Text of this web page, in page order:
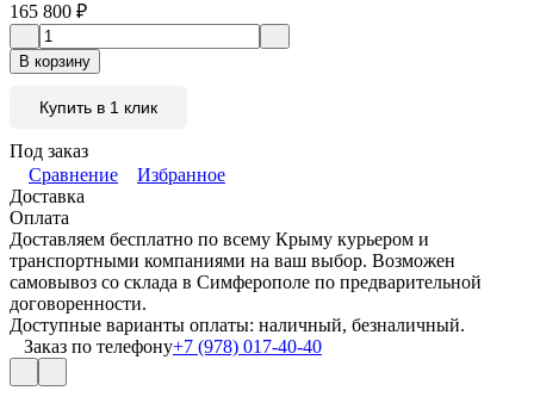
165 800 ₽
В корзину
Купить в 1 клик
Под заказ
Сравнение
Избранное
Доставка
Оплата
Доставляем бесплатно по всему Крыму курьером и
транспортными компаниями на ваш выбор. Возможен
самовывоз со склада в Симферополе по предварительной
договоренности.
Доступные варианты оплаты: наличный, безналичный.
Заказ по телефону+7 (978) 017-40-40